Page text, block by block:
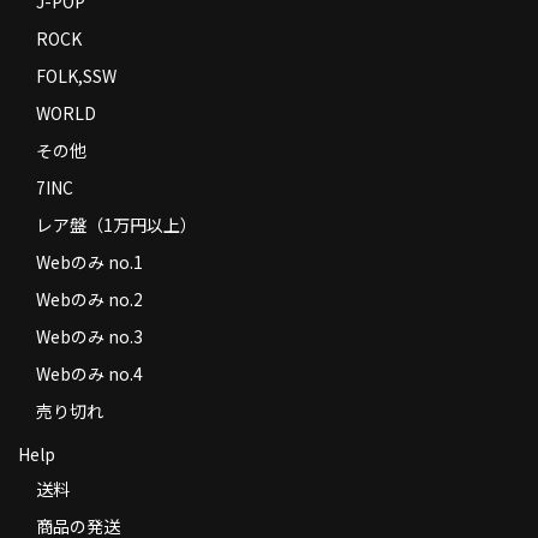
ROCK
FOLK,SSW
WORLD
その他
7INC
レア盤（1万円以上）
Webのみ no.1
Webのみ no.2
Webのみ no.3
Webのみ no.4
売り切れ
Help
送料
商品の発送